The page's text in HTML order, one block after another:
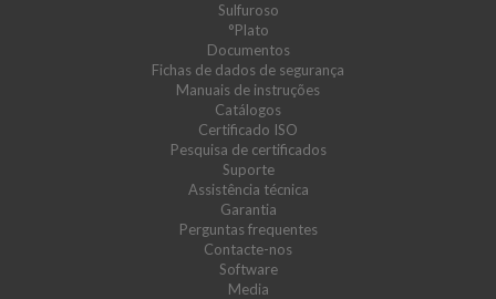
Sulfuroso
°Plato
Documentos
Fichas de dados de segurança
Manuais de instruções
Catálogos
Certificado ISO
Pesquisa de certificados
Suporte
Assistência técnica
Garantia
Perguntas frequentes
Contacte-nos
Software
Media